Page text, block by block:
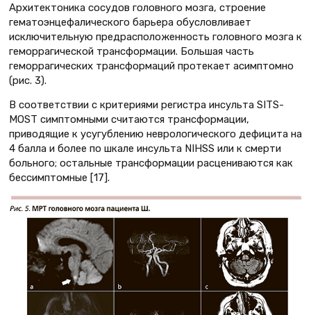
Архитектоника сосудов головного мозга, строение
гематоэнцефалического барьера обусловливает
исключительную предрасположенность головного мозга к
геморрагической трансформации. Большая часть
геморрагических трансформаций протекает асимптомно
(рис. 3).
В соответствии с критериями регистра инсульта SITS-
MOST симптомными считаются трансформации,
приводящие к усугублению неврологического дефицита на
4 балла и более по шкале инсульта NIHSS или к смерти
больного; остальные трансформации расцениваются как
бессимптомные [17].